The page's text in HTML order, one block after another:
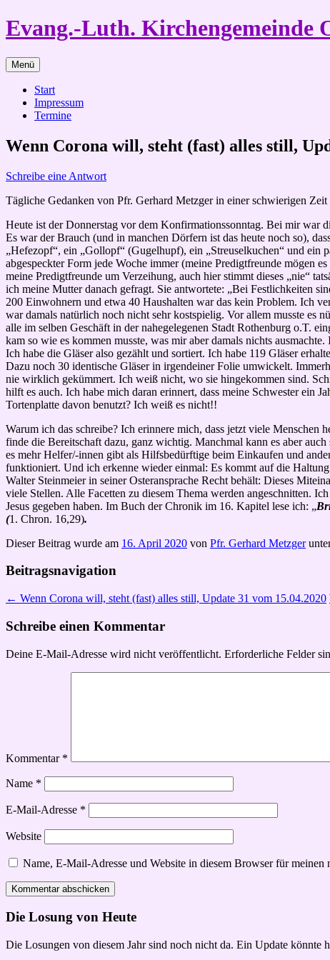
Zum
Inhalt
Evang.-Luth. Kirchengemeinde
Menü
Start
Impressum
Termine
Wenn Corona will, steht (fast) alles still,
Schreibe eine Antwort
Tägliche Gedanken von Pfr. Gerhard Metzger in einer schwierigen Zeit
Heute ist der Donnerstag vor dem Konfirmationssonntag. Bei mir war
Es war der Brauch (und in manchen Dörfern ist das heute noch so),
„Hefezopf“, ein „Gollopf“ (Gugelhupf), ein „Streuselkuchen“ und
abgespeckter Form jede Woche immer (meine Predigtfreunde mögen
meine Predigtfreunde um Verzeihung, auch hier stimmt dieses „nie“
ich meine Mutter danach gefragt. Sie antwortete: „Bei Festlichkeiten
200 Einwohnern und etwa 40 Haushalten war das kein Problem. Ich
war damals natürlich noch nicht sehr kostspielig. Vor allem musste es
alle im selben Geschäft in der nahegelegenen Stadt Rothenburg o.T.
kam so wie es kommen musste, was mir aber damals nichts
Ich habe die Gläser also gezählt und sortiert. Ich habe 119 Gläser
Dazu noch 30 identische Gläser in irgendeiner Folie umwickelt.
nie wirklich gekümmert. Ich weiß nicht, wo sie hingekommen sind.
hilft es auch. Ich habe mich daran erinnert, dass meine Schwester ein
Tortenplatte davon benutzt? Ich weiß es nicht!!
Warum ich das schreibe? Ich erinnere mich, dass jetzt viele
finde die Bereitschaft dazu, ganz wichtig. Manchmal kann es aber
es mehr Helfer/-innen gibt als Hilfsbedürftige beim Einkaufen und
funktioniert. Und ich erkenne wieder einmal: Es kommt auf die
Walter Steinmeier in seiner Osteransprache Recht behält: Dieses
viele Stellen. Alle Facetten zu diesem Thema werden angeschnitten.
Jesus gegeben haben. Im Buch der Chronik im 16. Kapitel lese ich: „
(1. Chron. 16,29).
Dieser Beitrag wurde am 16. April 2020 von Pfr. Gerhard Metzger
Beitragsnavigation
← Wenn Corona will, steht (fast) alles still, Update 31 vom 15.04.2020
Schreibe einen Kommentar
Deine E-Mail-Adresse wird nicht veröffentlicht. Erforderliche Felder
Kommentar *
Name *
E-Mail-Adresse *
Website
Name, E-Mail-Adresse und Website in diesem Browser für meinen
Die Losung von Heute
Die Losungen von diesem Jahr sind noch nicht da. Ein Update könnte